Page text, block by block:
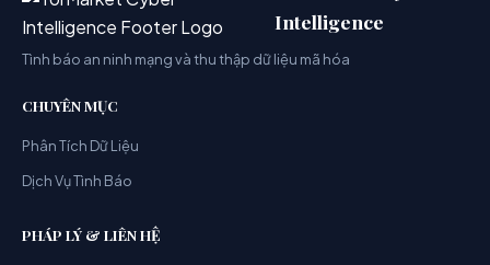
Intelligence
Tình báo an ninh mạng và thu thập dữ liệu mã hóa
CHUYÊN MỤC
Phân Tích Dữ Liệu
Dịch Vụ Tình Báo
PHÁP LÝ & LIÊN HỆ